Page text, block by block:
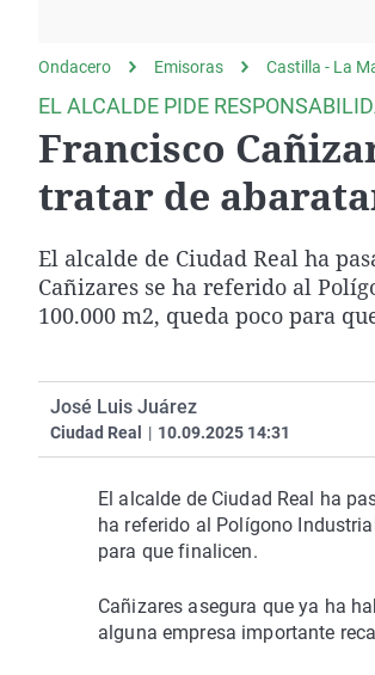
gato
Negra
Ondacero Emisoras Castilla - La
EL ALCALDE PIDE
Francisco
tratar de
El alcalde de Ciudad Real ha
Cañizares se ha referido al
100.000 m2, queda poco para
José Luis Juárez
Ciudad Real | 10.09.2025 14:31
El alcalde de Ciudad Real ha
ha referido al Polígono
para que finalicen.
Cañizares asegura que ya ha
alguna empresa importante